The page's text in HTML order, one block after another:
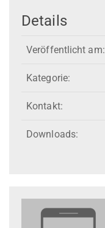
Details
Veröffentlicht am:
Kategorie:
Kontakt:
Downloads: